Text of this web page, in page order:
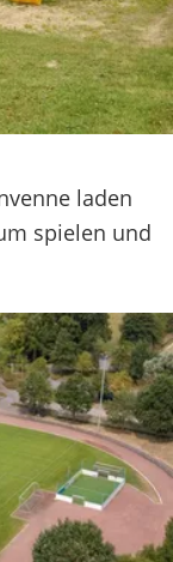
laden
spielen und